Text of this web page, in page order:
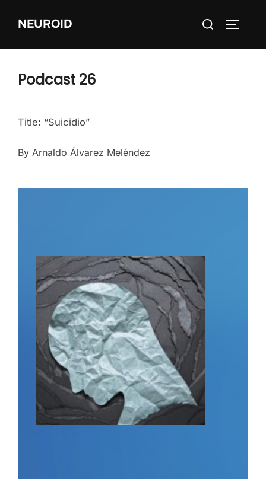
NEUROID
Search
Podcast 26
Title: “Suicidio”
By Arnaldo Álvarez Meléndez